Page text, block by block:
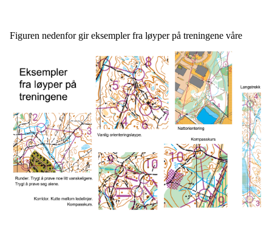
Figuren nedenfor gir eksempler fra løyper på treningene våre